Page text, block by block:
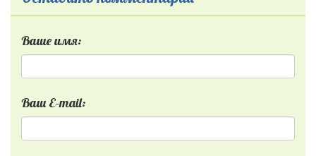
Ваше имя:
Ваш E-mail: